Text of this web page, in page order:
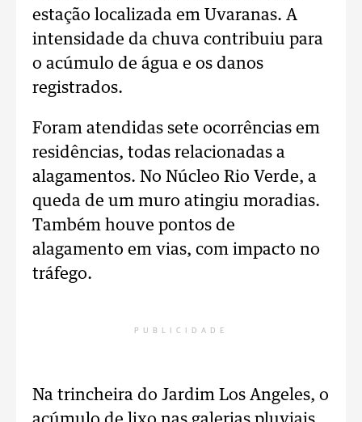
estação localizada em Uvaranas. A
intensidade da chuva contribuiu para
o acúmulo de água e os danos
registrados.
Foram atendidas sete ocorrências em
residências, todas relacionadas a
alagamentos. No Núcleo Rio Verde, a
queda de um muro atingiu moradias.
Também houve pontos de
alagamento em vias, com impacto no
tráfego.
PUBLICIDADE
Na trincheira do Jardim Los Angeles, o